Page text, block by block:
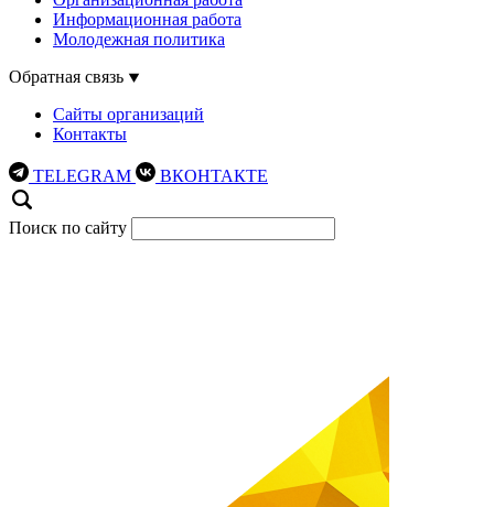
Информационная работа
Молодежная политика
Обратная связь
Сайты организаций
Контакты
TELEGRAM ВКОНТАКТЕ
Поиск по сайту